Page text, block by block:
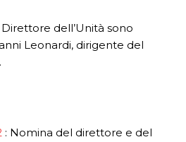
dell’Unità sono
Leonardi, dirigente del
: Nomina del direttore e del